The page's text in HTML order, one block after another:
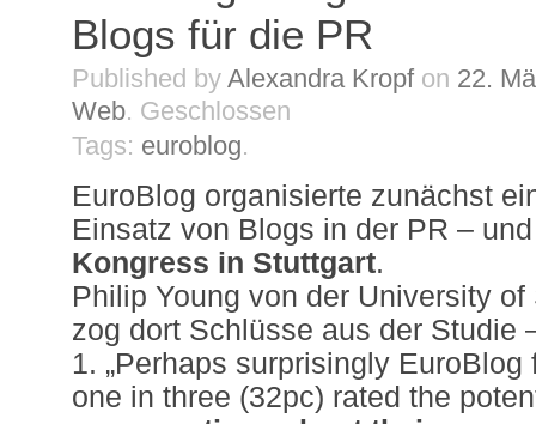
Blogs für die PR
Published by Alexandra Kropf on 22.
Web. Geschlossen
Tags: euroblog.
EuroBlog organisierte zunächst
Einsatz von Blogs in der PR –
Kongress in Stuttgart.
Philip Young von der University
zog dort Schlüsse aus der Studie
1. „Perhaps surprisingly
one in three (32pc) rated the